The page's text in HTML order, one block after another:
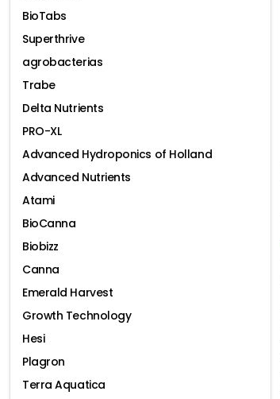
BioTabs
Superthrive
agrobacterias
Trabe
Delta Nutrients
PRO-XL
Advanced Hydroponics of Holland
Advanced Nutrients
Atami
BioCanna
Biobizz
Canna
Emerald Harvest
Growth Technology
Hesi
Plagron
Terra Aquatica